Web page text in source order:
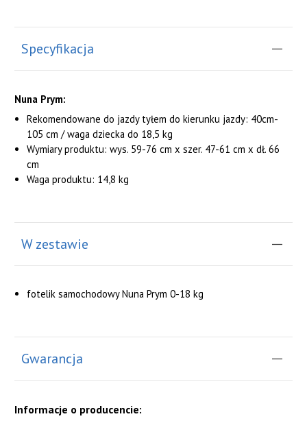
Specyfikacja
Nuna Prym:
Rekomendowane do jazdy tyłem do kierunku jazdy: 40cm-
105 cm / waga dziecka do 18,5 kg
Wymiary produktu: wys. 59-76 cm x szer. 47-61 cm x dł. 66
cm
Waga produktu: 14,8 kg
W zestawie
fotelik samochodowy Nuna Prym 0-18 kg
Gwarancja
Informacje o producencie: